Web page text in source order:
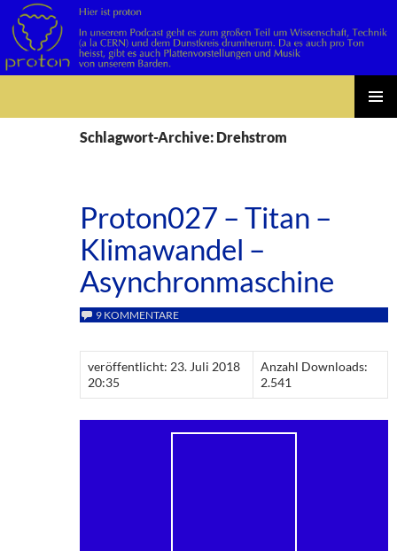
Schlagwort-Archive: Drehstrom
Proton027 – Titan –
Klimawandel –
Asynchronmaschine
9 KOMMENTARE
veröffentlicht: 23. Juli 2018
20:35
Anzahl Downloads:
2.541